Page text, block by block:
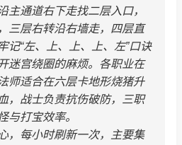
主通道右下走找二层入口，
三层右转沿右墙走，四层直
记“左、上、上、上、左”口诀
迷宫绕圈的麻烦。各职业在
师适合在六层卡地形烧猪升
，战士负责抗伤破防，三职
与打宝效率。
，每小时刷新一次，主要集